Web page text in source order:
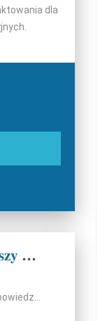
dla
Młodsza Księgowa / Młodszy Księgowy